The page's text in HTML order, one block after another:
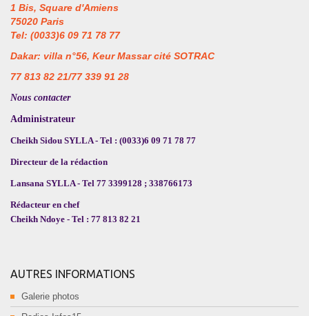
1 Bis, Square d'Amiens
75020 Paris
Tel: (0033)6 09 71 78 77
Dakar: villa n°56, Keur Massar cité SOTRAC
77 813 82 21/77 339 91 28
Nous contacter
Administrateur
Cheikh Sidou SYLLA - Tel : (0033)6 09 71 78 77
Directeur de la rédaction
Lansana SYLLA - Tel 77 3399128 ; 338766173
Rédacteur en chef
Cheikh Ndoye - Tel : 77 813 82 21
AUTRES INFORMATIONS
Galerie photos